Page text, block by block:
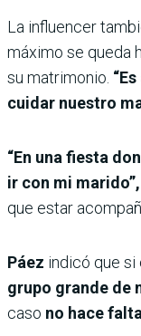
La influencer
máximo se queda
su matrimonio.
cuidar nuestro
“En una fiesta
ir con mi
que estar
Páez indicó que si
grupo grande de
caso no hace